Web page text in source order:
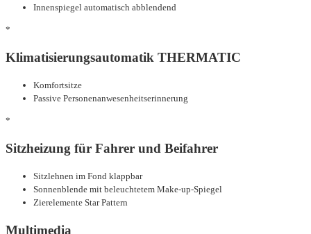
Innenspiegel automatisch abblendend
*
Klimatisierungsautomatik THERMATIC
Komfortsitze
Passive Personenanwesenheitserinnerung
*
Sitzheizung für Fahrer und Beifahrer
Sitzlehnen im Fond klappbar
Sonnenblende mit beleuchtetem Make-up-Spiegel
Zierelemente Star Pattern
Multimedia